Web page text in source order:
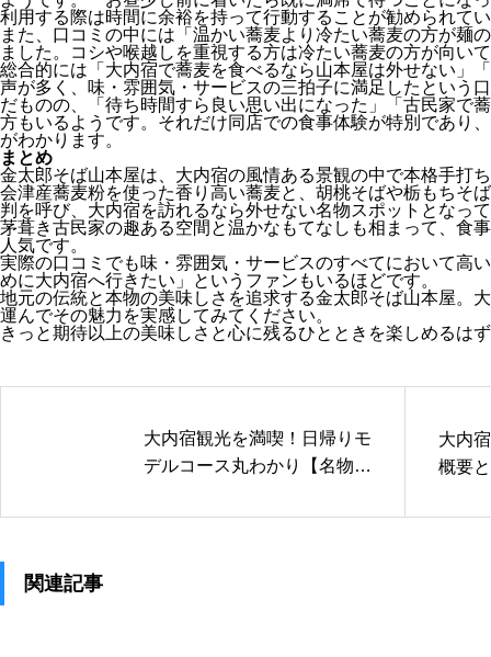
利用する際は時間に余裕を持って行動することが勧められて
また、口コミの中には「温かい蕎麦より冷たい蕎麦の方が麺
ました。コシや喉越しを重視する方は冷たい蕎麦の方が向い
総合的には「大内宿で蕎麦を食べるなら山本屋は外せない」
声が多く、味・雰囲気・サービスの三拍子に満足したという
だものの、「待ち時間すら良い思い出になった」「古民家で
方もいるようです。それだけ同店での食事体験が特別であり
がわかります。
まとめ
金太郎そば山本屋は、大内宿の風情ある景観の中で本格手打
会津産蕎麦粉を使った香り高い蕎麦と、胡桃そばや栃もちそ
判を呼び、大内宿を訪れるなら外せない名物スポットとなっ
茅葺き古民家の趣ある空間と温かなもてなしも相まって、食
人気です。
実際の口コミでも味・雰囲気・サービスのすべてにおいて高
めに大内宿へ行きたい」というファンもいるほどです。
地元の伝統と本物の美味しさを追求する金太郎そば山本屋。
運んでその魅力を実感してみてください。
きっと期待以上の美味しさと心に残るひとときを楽しめるは
大内宿観光を満喫！日帰りモ
デルコース丸わかり【名物グ
大内
概要
関連記事